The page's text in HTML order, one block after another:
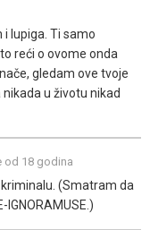
i lupiga. Ti samo
reći o ovome onda
gledam ove tvoje
u životu nikad
od 18 godina
(Smatram da